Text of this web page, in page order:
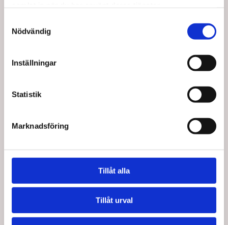
Nödvändig
Inställningar
Statistik
Marknadsföring
Tillåt alla
Tillåt urval
Standard försäljningspris SEK
Från
SEK 114,00
varukorg
goniometer-360-grader-30cm-
grader 30cm - Från
Standard försäljningspris SEK
SEK 114,00
Visa varianter